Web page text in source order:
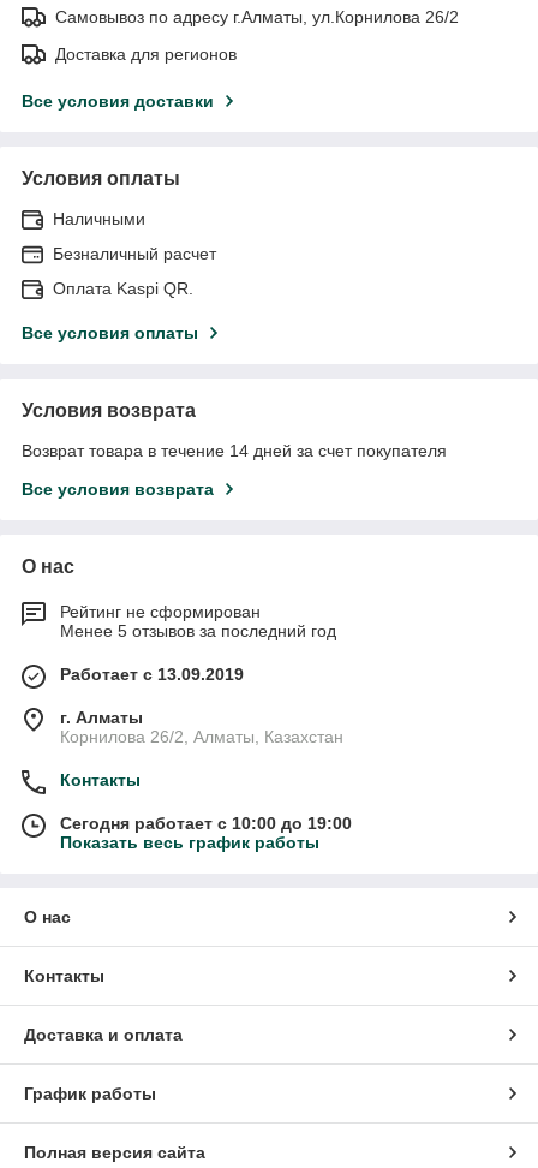
Самовывоз по адресу г.Алматы, ул.Корнилова 26/2
Доставка для регионов
Все условия доставки
Условия оплаты
Наличными
Безналичный расчет
Оплата Kaspi QR.
Все условия оплаты
Условия возврата
Возврат товара в течение 14 дней за счет покупателя
Все условия возврата
О нас
Рейтинг не сформирован
Менее 5 отзывов за последний год
Работает с 13.09.2019
г. Алматы
Корнилова 26/2, Алматы, Казахстан
Контакты
Сегодня работает с 10:00 до 19:00
Показать весь график работы
О нас
Контакты
Доставка и оплата
График работы
Полная версия сайта